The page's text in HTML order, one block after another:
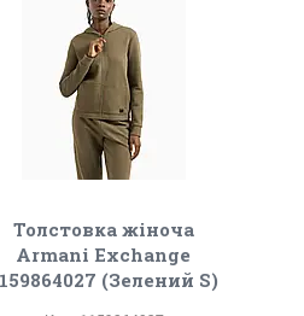
Толстовка жіноча
Armani Exchange
(Зелений S)